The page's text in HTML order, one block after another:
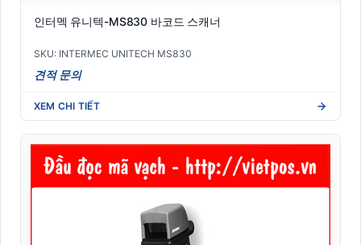
인터멕 유니텍-MS830 바코드 스캐너
SKU: INTERMEC UNITECH MS830
견적 문의
XEM CHI TIẾT